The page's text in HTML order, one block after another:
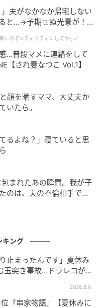
ちわが収納されてお
できるのがこのうち
ときにサッと扇いで
夫がなかなか帰宅しない
と…→予期せぬ光景が！
たのでメチャクチャにしてやった
…普段マメに連絡をして
【され妻なつこ Vol.1】
顔を晒すママ、大丈夫か
いたら。
るよね？」寝ていると思
まれたあの瞬間。我が子
のは、夫の不倫相手でし
キング
止まったんです」夏休み
玉突き事故…ドラレコが捉
2026.8.6
『串家物語』【夏休みに